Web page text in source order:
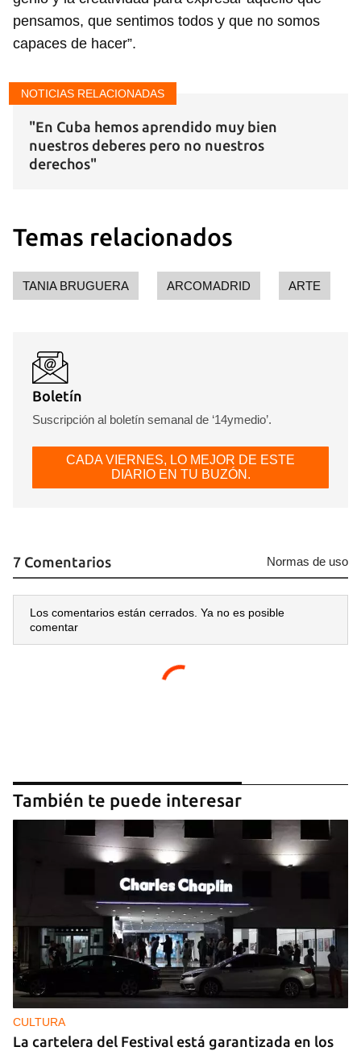
Para poder guardar como favorito, primero has de
INICIAR SESIÓN CANCELAR
pensamos, que sentimos todos y que no somos
capaces de hacer”.
NOTICIAS RELACIONADAS
"En Cuba hemos aprendido muy bien
nuestros deberes pero no nuestros
derechos"
Temas relacionados
TANIA BRUGUERA ARCOMADRID ARTE
Boletín
Suscripción al boletín semanal de ‘14ymedio’.
CADA VIERNES, LO MEJOR DE ESTE
DIARIO EN TU BUZÓN.
7 Comentarios Normas de uso
Los comentarios están cerrados. Ya no es posible
comentar
También te puede interesar
CULTURA
La cartelera del Festival está garantizada en los